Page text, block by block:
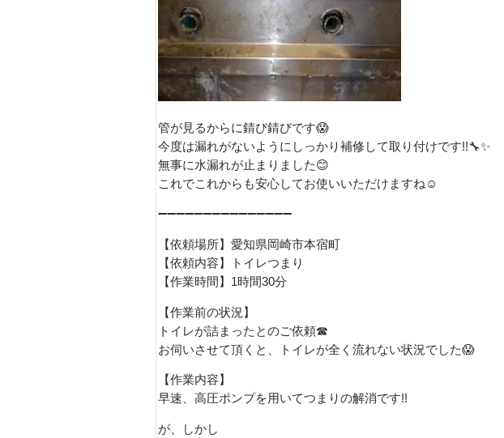
管が見るからに錆び錆びです😱
今度は漏れがないようにしっかり補修して取り付けです!!🔧✨
無事に水漏れが止まりました😊
これでこれからも安心してお使いいただけますね☺
➖➖➖➖➖➖➖➖➖➖➖➖➖➖➖
【依頼場所】愛知県岡崎市本宿町
【依頼内容】トイレつまり
【作業時間】1時間30分
【作業前の状況】
トイレが詰まったとのご依頼☎
お伺いさせて頂くと、トイレが全く流れない状況でした😱
【作業内容】
早速、高圧ポンプを用いてつまりの解消です!!
が、しかし